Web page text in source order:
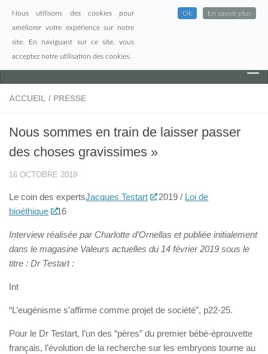
Skip to content
ACCUEIL / PRESSE
Nous sommes en train de laisser passer
des choses gravissimes »
16 OCTOBRE 2019
Le coin des expertsJacques Testart 2019 / Loi de
bioéthique
16
Interview réalisée par Charlotte d’Ornellas et publiée initialement
dans le magasine Valeurs actuelles du 14 février 2019 sous le
titre : Dr Testart :
Int
“L’eugénisme s’affirme comme projet de société”, p22-25.
Pour le Dr Testart, l’un des “pères” du premier bébé-éprouvette
français, l’évolution de la recherche sur les embryons tourne au
Nous utilisons des cookies pour
améliorer votre expérience sur notre
site. En naviguant sur ce site, vous
acceptez notre utilisation des cookies.
Ok En savoir plus